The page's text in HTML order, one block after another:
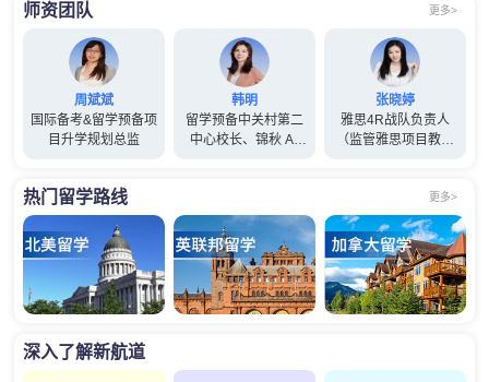
师资团队 更多>
周斌斌
国际备考&留学预备项
目升学规划总监
韩明
留学预备中关村第二
中心校长、锦秋 A-
张晓婷
雅思4R战队负责人
（监管雅思项目教师
热门留学路线 更多>
深入了解新航道